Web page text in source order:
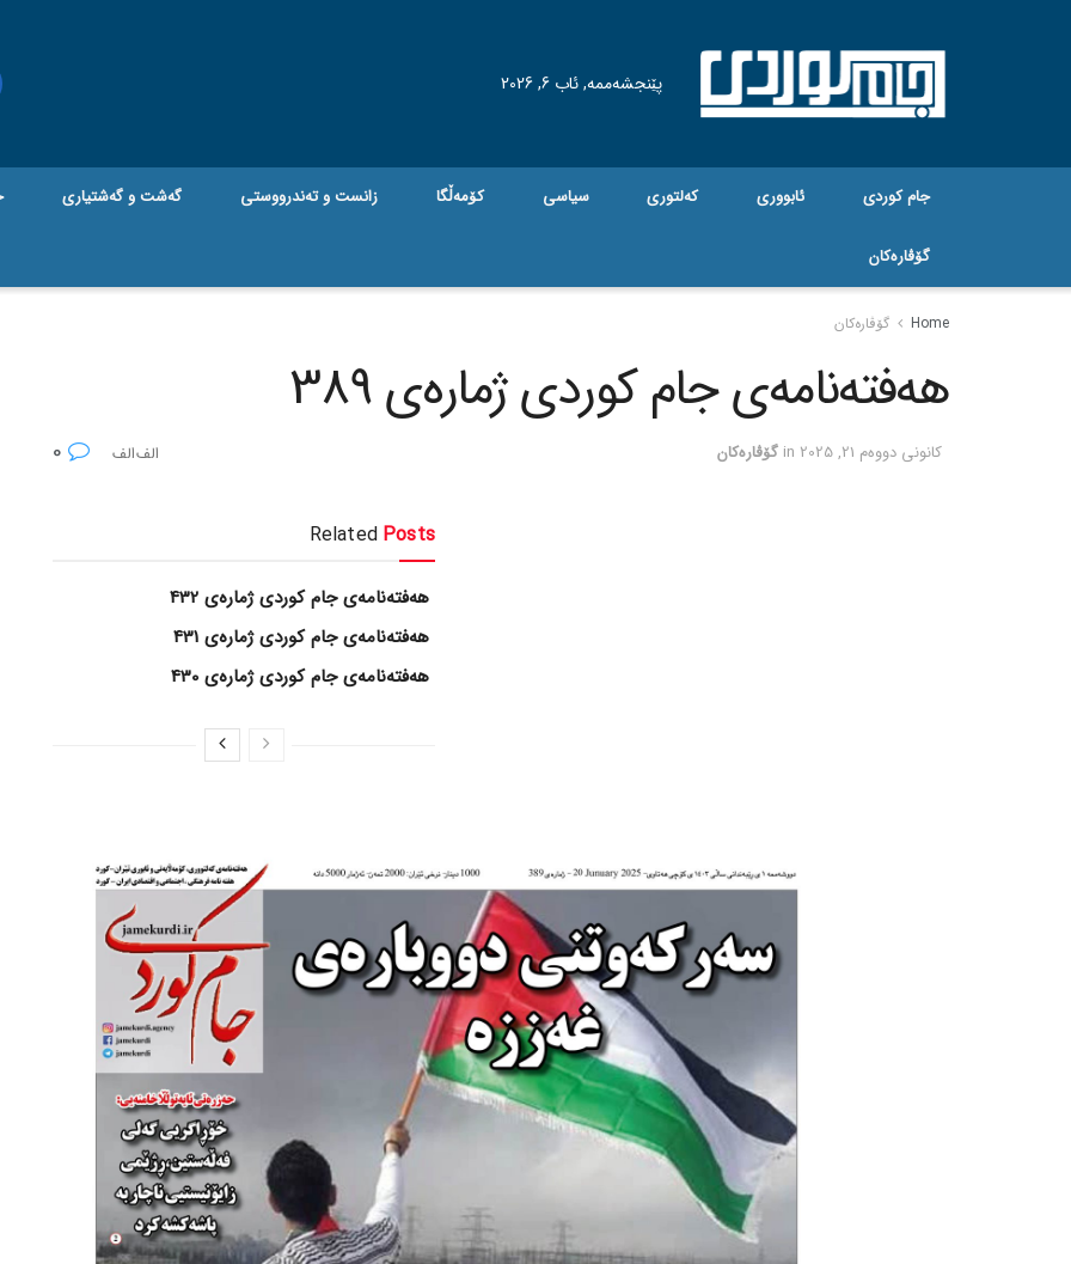
پێنجشەممە, ئاب 6, 2026
جام کوردی ئابووری کەلتوری سیاسی کۆمەڵگا زانست و تەندرووستی گه‌شت و گه‌شتیاری
گۆڤاره‌کان
Home گۆڤاره‌کان
هەفتەنامەی جام کوردی ژمارەی 389
كانونی دووه‌م 21, 2025 in گۆڤاره‌کان
Related Posts
هەفتەنامەی جام کوردی ژمارەی 432
هەفتەنامەی جام کوردی ژمارەی 431
هەفتەنامەی جام کوردی ژمارەی 430